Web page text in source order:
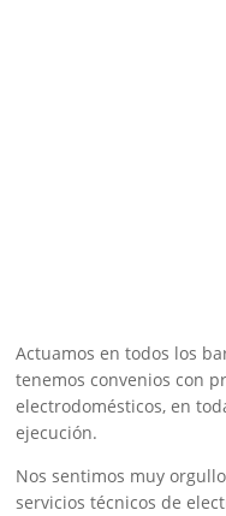
Actuamos en todos los
tenemos convenios con
electrodomésticos, en
ejecución.
Nos sentimos muy
servicios técnicos de